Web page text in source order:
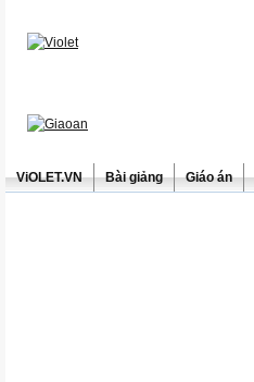
ViOLET.VN Bài giảng Giáo án